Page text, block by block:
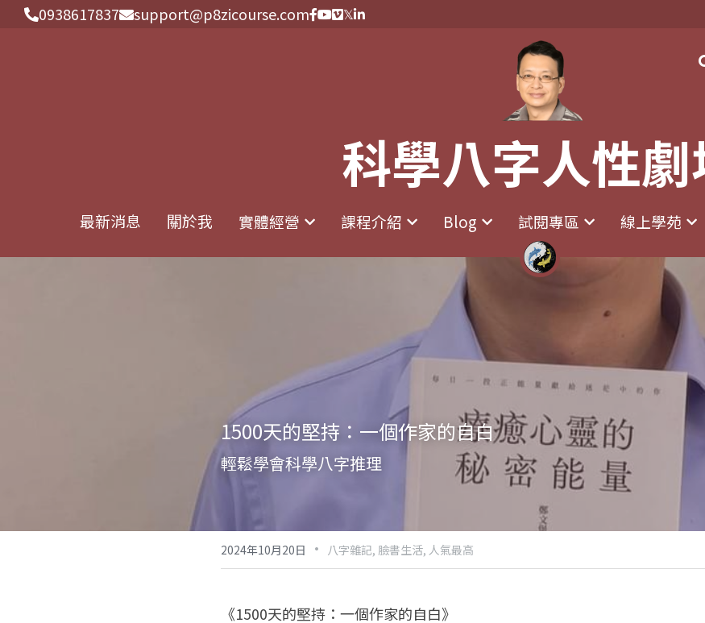
0938617837 support@p8zicourse.com
科學八字人性
最新消息 關於我 實體經營 課程介紹 Blog 試閱專區 線上學苑
0938617837 support@p8zicourse.com
科學八字人性
最新消息 關於我 實體經營 課程介紹 Blog 試閱專區 線上學苑
1500天的堅持：一個作家的自白
輕鬆學會科學八字推理
2024年10月20日 · 八字雜記, 臉書生活, 人氣最高
《1500天的堅持：一個作家的自白》